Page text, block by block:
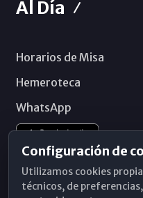
Al Día
Horarios de Misa
Hemeroteca
WhatsApp
Configuración de
Utilizamos cookies
técnicos, de